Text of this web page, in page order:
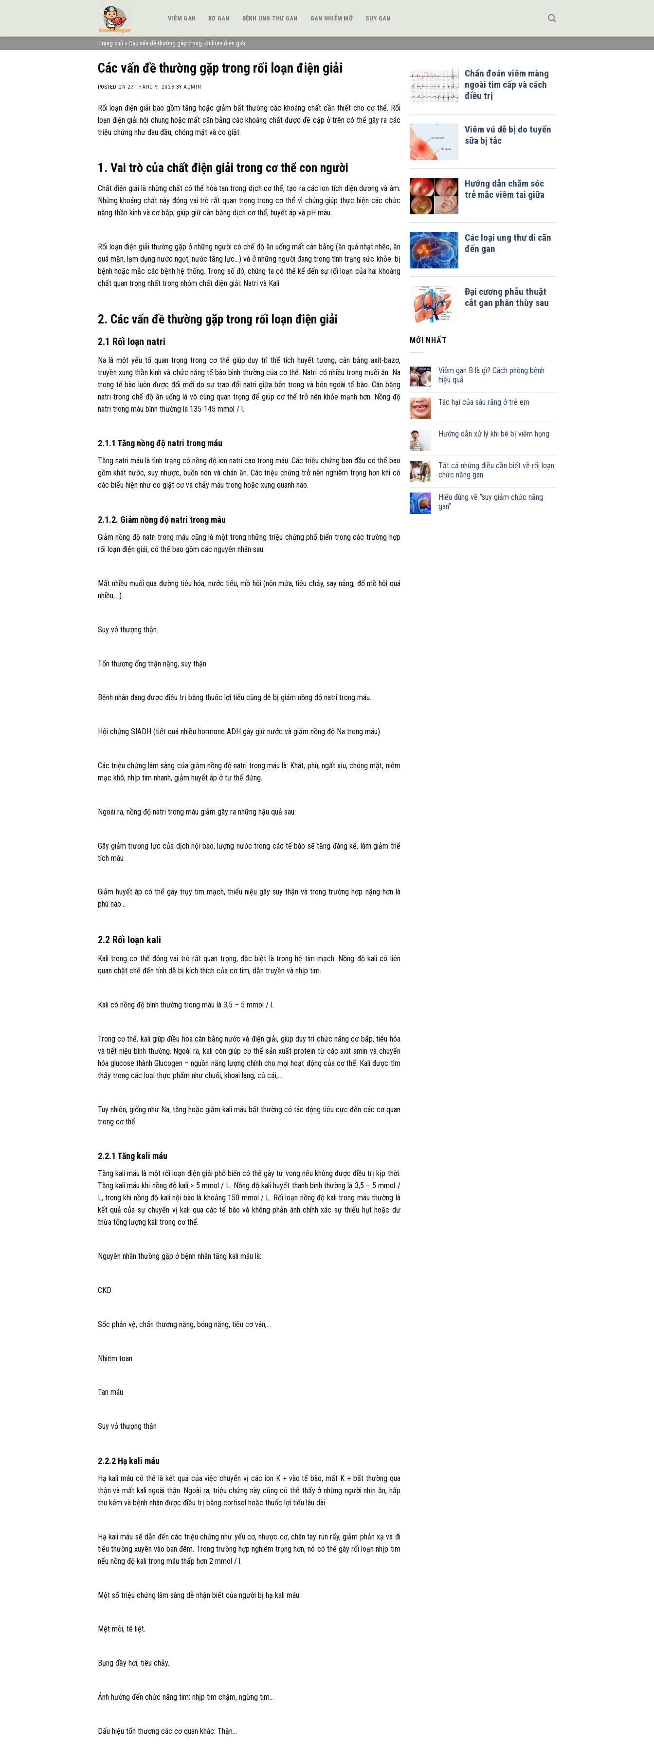
VIÊM GAN XƠ GAN BỆNH UNG THƯ GAN GAN NHIỄM MỠ SUY GAN
Trang chủ » Các vấn đề thường gặp trong rối loạn điện giải
Các vấn đề thường gặp trong rối loạn điện giải
POSTED ON 23 THÁNG 9, 2023 BYADMIN
Rối loạn điện giải bao gồm tăng hoặc giảm bất thường các khoáng chất cần thiết cho cơ thể. Rối
loạn điện giải nói chung hoặc mất cân bằng các khoáng chất được đề cập ở trên có thể gây ra các
triệu chứng như đau đầu, chóng mặt và co giật.
1. Vai trò của chất điện giải trong cơ thể con người
Chất điện giải là những chất có thể hòa tan trong dịch cơ thể, tạo ra các ion tích điện dương và âm.
Những khoáng chất này đóng vai trò rất quan trọng trong cơ thể vì chúng giúp thực hiện các chức
năng thần kinh và cơ bắp, giúp giữ cân bằng dịch cơ thể, huyết áp và pH máu.
Rối loạn điện giải thường gặp ở những người có chế độ ăn uống mất cân bằng (ăn quá nhạt nhẽo, ăn
quá mặn, lạm dụng nước ngọt, nước tăng lực…) và ở những người đang trong tình trạng sức khỏe. bị
bệnh hoặc mắc các bệnh hệ thống. Trong số đó, chúng ta có thể kể đến sự rối loạn của hai khoáng
chất quan trọng nhất trong nhóm chất điện giải: Natri và Kali.
2. Các vấn đề thường gặp trong rối loạn điện giải
2.1 Rối loạn natri
Na là một yếu tố quan trọng trong cơ thể giúp duy trì thể tích huyết tương, cân bằng axit-bazơ,
truyền xung thần kinh và chức năng tế bào bình thường của cơ thể. Natri có nhiều trong muối ăn. Na
trong tế bào luôn được đổi mới do sự trao đổi natri giữa bên trong và bên ngoài tế bào. Cân bằng
natri trong chế độ ăn uống là vô cùng quan trọng để giúp cơ thể trở nên khỏe mạnh hơn. Nồng độ
natri trong máu bình thường là 135-145 mmol / l.
2.1.1 Tăng nồng độ natri trong máu
Tăng natri máu là tình trạng có nồng độ ion natri cao trong máu. Các triệu chứng ban đầu có thể bao
gồm khát nước, suy nhược, buồn nôn và chán ăn. Các triệu chứng trở nên nghiêm trọng hơn khi có
các biểu hiện như co giật cơ và chảy máu trong hoặc xung quanh não.
2.1.2. Giảm nồng độ natri trong máu
Giảm nồng độ natri trong máu cũng là một trong những triệu chứng phổ biến trong các trường hợp
rối loạn điện giải, có thể bao gồm các nguyên nhân sau:
Mất nhiều muối qua đường tiêu hóa, nước tiểu, mồ hôi (nôn mửa, tiêu chảy, say nắng, đổ mồ hôi quá
nhiều,…).
Suy vỏ thượng thận.
Tổn thương ống thận nặng, suy thận
Bệnh nhân đang được điều trị bằng thuốc lợi tiểu cũng dễ bị giảm nồng độ natri trong máu.
Hội chứng SIADH (tiết quá nhiều hormone ADH gây giữ nước và giảm nồng độ Na trong máu).
Các triệu chứng lâm sàng của giảm nồng độ natri trong máu là: Khát, phù, ngất xỉu, chóng mặt, niêm
mạc khô, nhịp tim nhanh, giảm huyết áp ở tư thế đứng.
Ngoài ra, nồng độ natri trong máu giảm gây ra những hậu quả sau:
Gây giảm trương lực của dịch nội bào, lượng nước trong các tế bào sẽ tăng đáng kể, làm giảm thể
tích máu
Giảm huyết áp có thể gây trụy tim mạch, thiểu niệu gây suy thận và trong trường hợp nặng hơn là
phù não…
2.2 Rối loạn kali
Kali trong cơ thể đóng vai trò rất quan trọng, đặc biệt là trong hệ tim mạch. Nồng độ kali có liên
quan chặt chẽ đến tính dễ bị kích thích của cơ tim, dẫn truyền và nhịp tim.
Kali có nồng độ bình thường trong máu là 3,5 – 5 mmol / l.
Trong cơ thể, kali giúp điều hòa cân bằng nước và điện giải, giúp duy trì chức năng cơ bắp, tiêu hóa
và tiết niệu bình thường. Ngoài ra, kali còn giúp cơ thể sản xuất protein từ các axit amin và chuyển
hóa glucose thành Glucogen – nguồn năng lượng chính cho mọi hoạt động của cơ thể. Kali được tìm
thấy trong các loại thực phẩm như chuối, khoai lang, củ cải,…
Tuy nhiên, giống như Na, tăng hoặc giảm kali máu bất thường có tác động tiêu cực đến các cơ quan
trong cơ thể.
2.2.1 Tăng kali máu
Tăng kali máu là một rối loạn điện giải phổ biến có thể gây tử vong nếu không được điều trị kịp thời.
Tăng kali máu khi nồng độ kali > 5 mmol / L. Nồng độ kali huyết thanh bình thường là 3,5 – 5 mmol /
L, trong khi nồng độ kali nội bào là khoảng 150 mmol / L. Rối loạn nồng độ kali trong máu thường là
kết quả của sự chuyển vị kali qua các tế bào và không phản ánh chính xác sự thiếu hụt hoặc dư
thừa tổng lượng kali trong cơ thể.
Nguyên nhân thường gặp ở bệnh nhân tăng kali máu là:
CKD
Sốc phản vệ, chấn thương nặng, bỏng nặng, tiêu cơ vân,…
Nhiễm toan
Tan máu
Suy vỏ thượng thận
2.2.2 Hạ kali máu
Hạ kali máu có thể là kết quả của việc chuyển vị các ion K + vào tế bào, mất K + bất thường qua
thận và mất kali ngoài thận. Ngoài ra, triệu chứng này cũng có thể thấy ở những người nhịn ăn, hấp
thu kém và bệnh nhân được điều trị bằng cortisol hoặc thuốc lợi tiểu lâu dài.
Hạ kali máu sẽ dẫn đến các triệu chứng như yếu cơ, nhược cơ, chân tay run rẩy, giảm phản xạ và đi
tiểu thường xuyên vào ban đêm. Trong trường hợp nghiêm trọng hơn, nó có thể gây rối loạn nhịp tim
nếu nồng độ kali trong máu thấp hơn 2 mmol / l.
Một số triệu chứng lâm sàng dễ nhận biết của người bị hạ kali máu:
Mệt mỏi, tê liệt.
Bụng đầy hơi, tiêu chảy.
Ảnh hưởng đến chức năng tim: nhịp tim chậm, ngừng tim…
Dấu hiệu tổn thương các cơ quan khác: Thận…
MỚI NHẤT
Viêm gan B là gì? Cách phòng bệnh
hiệu quả
Tác hại của sâu răng ở trẻ em
Hướng dẫn xử lý khi bé bị viêm họng
Tất cả những điều cần biết về rối loạn
chức năng gan
Hiểu đúng về “suy giảm chức năng
gan”